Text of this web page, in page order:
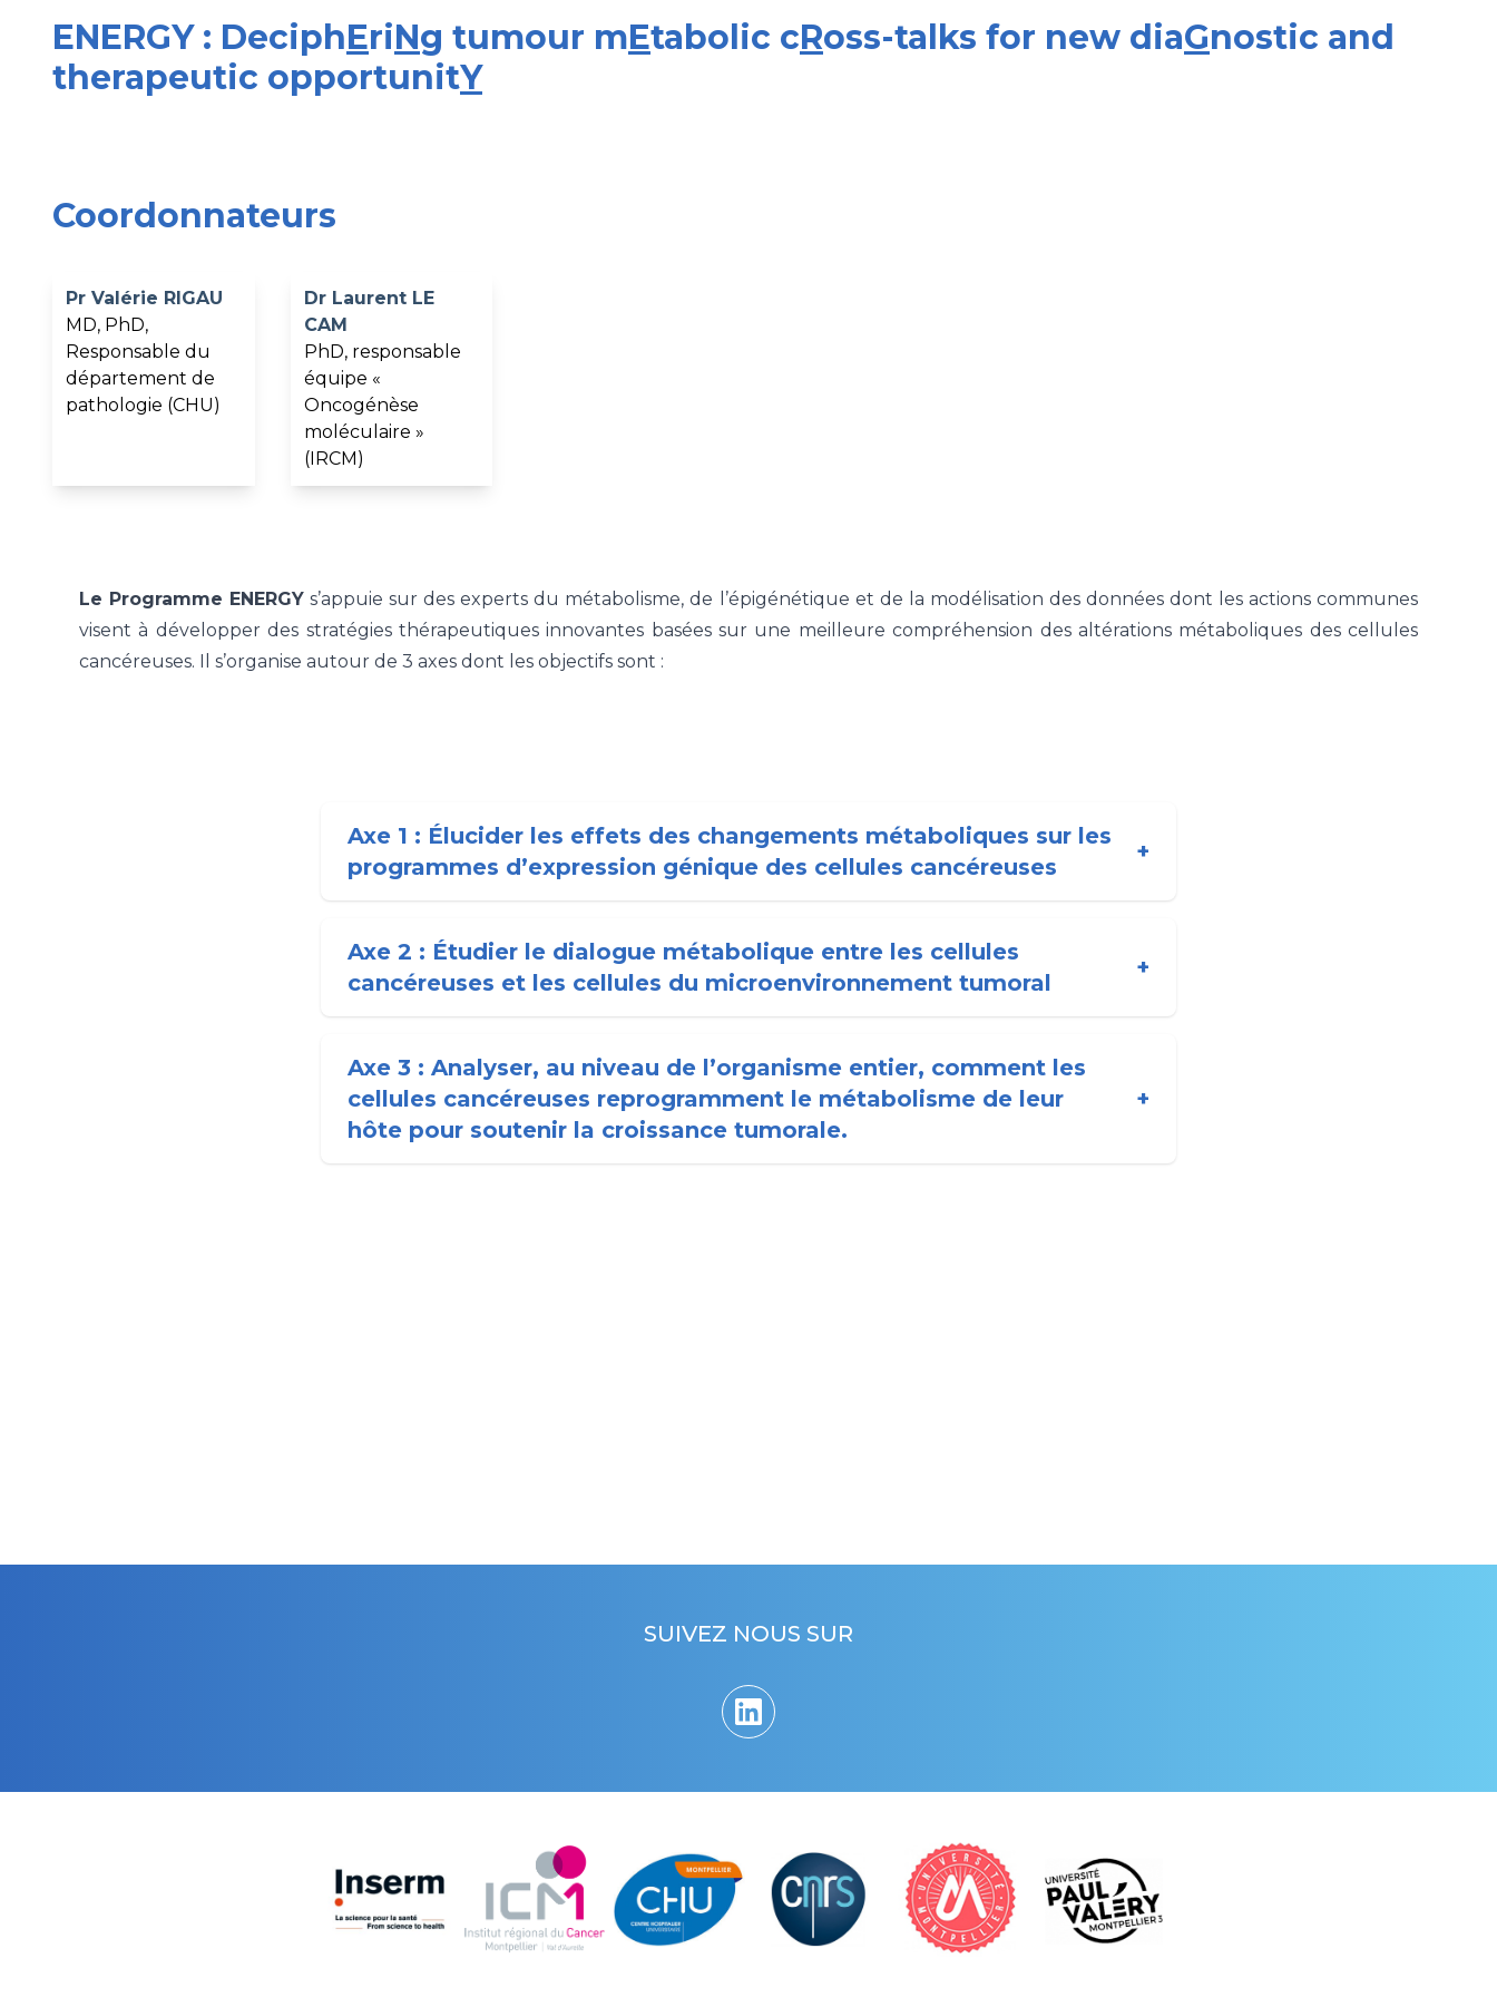
ENERGY : DeciphEriNg tumour mEtabolic cRoss-talks for new diaGnostic and
therapeutic opportunitY
Coordonnateurs
Pr Valérie RIGAU
MD, PhD,
Responsable du
département de
pathologie (CHU)
Dr Laurent LE
CAM
PhD, responsable
équipe «
Oncogénèse
moléculaire »
(IRCM)
Le Programme ENERGY s’appuie sur des experts du métabolisme, de l’épigénétique et de la modélisation des données dont les actions communes
visent à développer des stratégies thérapeutiques innovantes basées sur une meilleure compréhension des altérations métaboliques des cellules
cancéreuses. Il s’organise autour de 3 axes dont les objectifs sont :
Axe 1 : Élucider les effets des changements métaboliques sur les
programmes d’expression génique des cellules cancéreuses
+
Axe 2 : Étudier le dialogue métabolique entre les cellules
cancéreuses et les cellules du microenvironnement tumoral
+
Axe 3 : Analyser, au niveau de l’organisme entier, comment les
cellules cancéreuses reprogramment le métabolisme de leur
hôte pour soutenir la croissance tumorale.
+
SUIVEZ NOUS SUR